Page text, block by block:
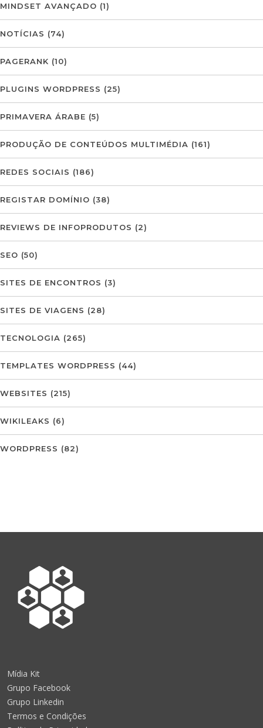
MINDSET AVANÇADO (1)
NOTÍCIAS (74)
PAGERANK (10)
PLUGINS WORDPRESS (25)
PRIMAVERA ÁRABE (5)
PRODUÇÃO DE CONTEÚDOS MULTIMÉDIA (161)
REDES SOCIAIS (186)
REGISTAR DOMÍNIO (38)
REVIEWS DE INFOPRODUTOS (2)
SEO (50)
SITES DE ENCONTROS (3)
SITES DE VIAGENS (28)
TECNOLOGIA (265)
TEMPLATES WORDPRESS (44)
WEBSITES (215)
WIKILEAKS (6)
WORDPRESS (82)
Mídia Kit
Grupo Facebook
Grupo Linkedin
Termos e Condições